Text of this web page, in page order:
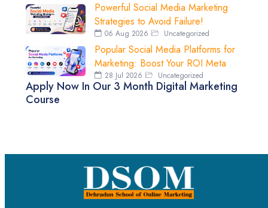
Powerful Social Media Marketing
Strategies to Avoid Failure!
06 Aug 2026 Uncategorized
Popular Social Media Platforms for
Marketing: Boost Your ROI Meta
28 Jul 2026 Uncategorized
Apply Now In Our 3 Month Digital Marketing
Course